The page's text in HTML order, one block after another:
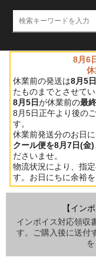
8月6
休業前の発送は8月5
たものまでとさせてい
8月5日が休業前の最
8月5日正午より後の
す。
休業前発送分のお日
クール便を8月7日(金
ださいませ。
物流状況により、指
す。お日にちに余裕
【イン
インボイス対応領収
す。ご購入後に送付